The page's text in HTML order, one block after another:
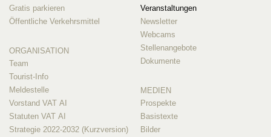
Gratis parkieren
Öffentliche Verkehrsmittel
ORGANISATION
Team
Tourist-Info
Meldestelle
Vorstand VAT AI
Statuten VAT AI
Strategie 2022-2032 (Kurzversion)
Veranstaltungen
Newsletter
Webcams
Stellenangebote
Dokumente
MEDIEN
Prospekte
Basistexte
Bilder